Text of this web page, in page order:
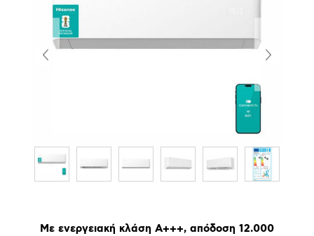
Με ενεργειακή κλάση Α+++, απόδοση 12.000